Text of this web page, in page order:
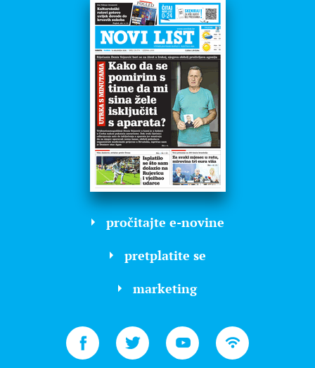
pročitajte e-novine
pretplatite se
marketing